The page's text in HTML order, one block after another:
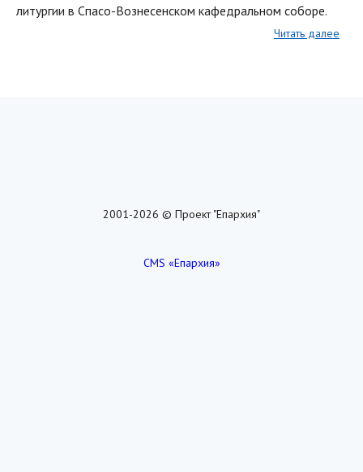
литургии в Спасо-Вознесенском кафедральном соборе.
Читать далее
2001-2026 © Проект "Епархия"
CMS «Епархия»